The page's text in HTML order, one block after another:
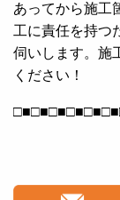
あってから施工
工に責任を持つ
伺いします。施
ください！